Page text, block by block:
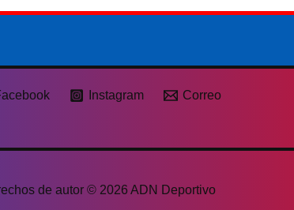
Instagram Correo
de autor © 2026 ADN Deportivo